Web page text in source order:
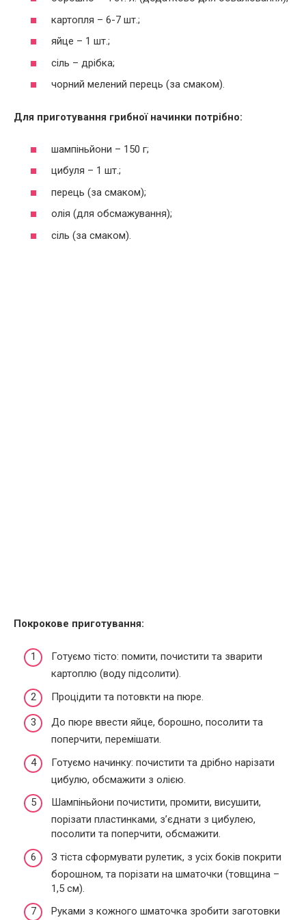
картопля – 6-7 шт.;
яйце – 1 шт.;
сіль – дрібка;
чорний мелений перець (за смаком).
Для приготування грибної начинки потрібно:
шампіньйони – 150 г;
цибуля – 1 шт.;
перець (за смаком);
олія (для обсмажування);
сіль (за смаком).
Покрокове приготування:
Готуємо тісто: помити, почистити та зварити
картоплю (воду підсолити).
Процідити та потовкти на пюре.
До пюре ввести яйце, борошно, посолити та
поперчити, перемішати.
Готуємо начинку: почистити та дрібно нарізати
цибулю, обсмажити з олією.
Шампіньйони почистити, промити, висушити,
порізати пластинками, з’єднати з цибулею,
посолити та поперчити, обсмажити.
З тіста сформувати рулетик, з усіх боків покрити
борошном, та порізати на шматочки (товщина –
1,5 см).
Руками з кожного шматочка зробити заготовки